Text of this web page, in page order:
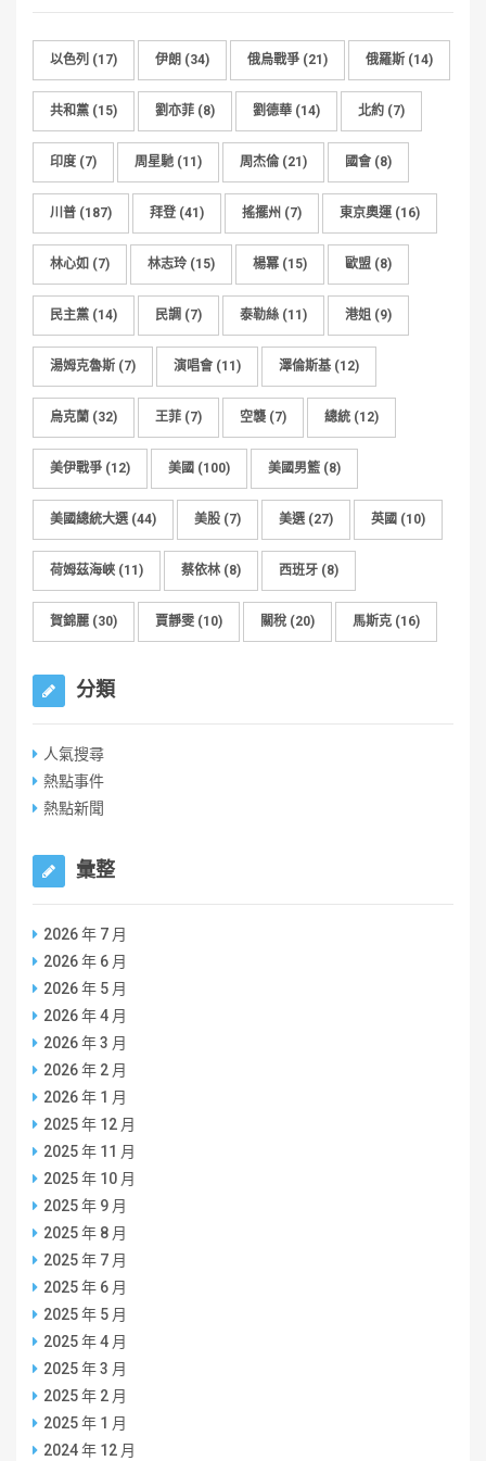
以色列 (17) 伊朗 (34) 俄烏戰爭 (21) 俄羅斯 (14)
共和黨 (15) 劉亦菲 (8) 劉德華 (14) 北約 (7)
印度 (7) 周星馳 (11) 周杰倫 (21) 國會 (8)
川普 (187) 拜登 (41) 搖擺州 (7) 東京奧運(16)
林心如 (7) 林志玲 (15) 楊冪 (15) 歐盟 (8)
民主黨 (14) 民調 (7) 泰勒絲 (11) 港姐 (9)
湯姆克魯斯 (7) 演唱會 (11) 澤倫斯基 (12)
烏克蘭 (32) 王菲 (7) 空襲 (7) 總統 (12)
美伊戰爭 (12) 美國 (100) 美國男籃 (8)
美國總統大選(44) 美股 (7) 美選(27) 英國 (10)
荷姆茲海峽 (11) 蔡依林 (8) 西班牙 (8)
賀錦麗 (30) 賈靜雯 (10) 關稅 (20) 馬斯克 (16)
分類
人氣搜尋
熱點事件
熱點新聞
彙整
2026 年 7 月
2026 年 6 月
2026 年 5 月
2026 年 4 月
2026 年 3 月
2026 年 2 月
2026 年 1 月
2025 年 12 月
2025 年 11 月
2025 年 10 月
2025 年 9 月
2025 年 8 月
2025 年 7 月
2025 年 6 月
2025 年 5 月
2025 年 4 月
2025 年 3 月
2025 年 2 月
2025 年 1 月
2024 年 12 月